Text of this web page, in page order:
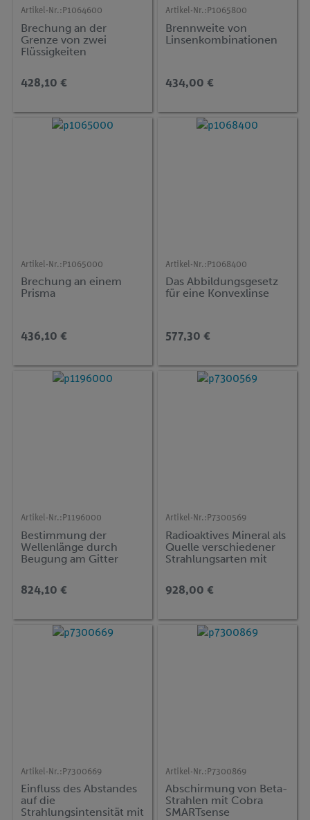
Artikel-Nr.: P1064600
Brechung an der
Grenze von zwei
Flüssigkeiten
428,10 €
Artikel-Nr.: P1065800
Brennweite von
Linsenkombinationen
434,00 €
Artikel-Nr.: P1065000
Brechung an einem
Prisma
436,10 €
Artikel-Nr.: P1068400
Das Abbildungsgesetz
für eine Konvexlinse
577,30 €
Artikel-Nr.: P1196000
Bestimmung der
Wellenlänge durch
Beugung am Gitter
824,10 €
Artikel-Nr.: P7300569
Radioaktives Mineral als
Quelle verschiedener
Strahlungsarten mit
928,00 €
Artikel-Nr.: P7300669
Einfluss des Abstandes
auf die
Strahlungsintensität mit
Artikel-Nr.: P7300869
Abschirmung von Beta-
Strahlen mit Cobra
SMARTsense